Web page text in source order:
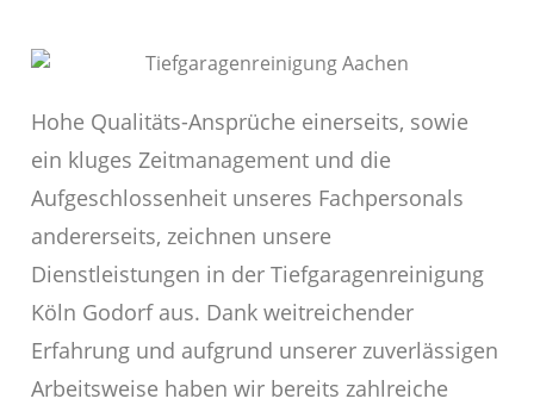
Hohe Qualitäts-Ansprüche einerseits, sowie
ein kluges Zeitmanagement und die
Aufgeschlossenheit unseres Fachpersonals
andererseits, zeichnen unsere
Dienstleistungen in der Tiefgaragenreinigung
Köln Godorf aus. Dank weitreichender
Erfahrung und aufgrund unserer zuverlässigen
Arbeitsweise haben wir bereits zahlreiche